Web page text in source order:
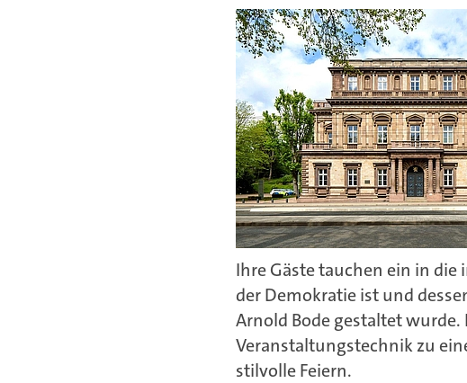
Ihre Gäste tauchen ein in
der Demokratie ist und
Arnold Bode gestaltet
Veranstaltungstechnik zu
stilvolle Feiern.